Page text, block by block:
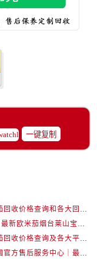
辽宁省鞍山市铁东区站前街欧米茄售后服务中心（需提前预约）
辽宁省辽阳市白塔区新运大街欧米茄售后服务中心（需提前预约）
辽宁省沈阳市沈河区中街路83号亨得利名表维修授权店1楼欧米茄售后服务中心（需提前预约）
北京市朝阳区建国门外大街甲6号华熙国际中心D座11层1102室欧米茄售后服务中心（需提前预约）
一键复制
杭州欧米茄回收价格查询和各大回收平台实测排行（2026年7月最新数据）
2026年7月最新欧米茄烟台莱山宝龙广场维修保养服务电话
郑州欧米茄回收价格查询及各大平台实测排行(2026年7月最新数据)
欧米茄中国官方售后服务中心｜最新维修地址及官方电话权威信息通告（2026年7月最新）